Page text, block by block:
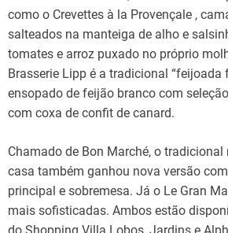
como o Crevettes à la Provençale ,
salteados na manteiga de alho e
tomates e arroz puxado no próprio
Brasserie Lipp é a tradicional “feijoada
ensopado de feijão branco com
com coxa de confit de canard.
Chamado de Bon Marché, o tradicional
casa também ganhou nova versão
principal e sobremesa. Já o Le Gran
mais sofisticadas. Ambos estão
do Shopping Villa Lobos, Jardins e